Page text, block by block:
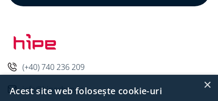
(+40) 740 236 209
info@hipeshop.ro ×
Acest site web folosește cookie-uri